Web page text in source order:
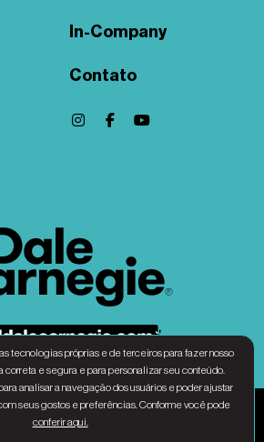
In-Company
Contato
- CNPJ 31.010.677/0001-34 © Copyright 2025 – Todos
Reservados |Política de privacidade
tecnologias próprias e de terceiros para fazer nosso
correta e segura e para personalizar seu conteúdo.
analisar a navegação dos usuários e poder ajustar
seus gostos e preferências. Conforme você pode
conferir aqui.